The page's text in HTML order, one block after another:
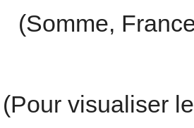
(Somme,
(Pour visualiser